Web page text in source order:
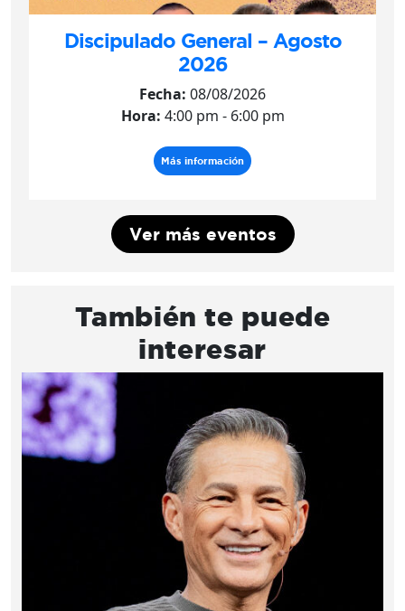
Discipulado General – Agosto
2026
Fecha: 08/08/2026
Hora: 4:00 pm - 6:00 pm
Más información
Ver más eventos
También te puede
interesar